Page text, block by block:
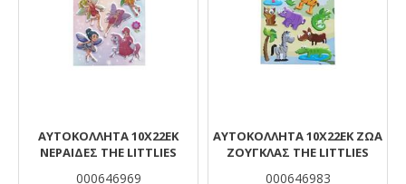
ΑΥΤΟΚΟΛΛΗΤΑ 10X22EK
ΝΕΡΑΙΔΕΣ THE LITTLIES
000646969
ΑΥΤΟΚΟΛΛΗΤΑ 10X22EK ΖΩΑ
ΖΟΥΓΚΛΑΣ THE LITTLIES
000646983